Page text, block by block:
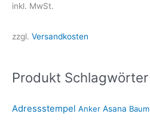
inkl. MwSt.
zzgl. Versandkosten
Produkt Schlagwörter
Adressstempel Anker Asana Baum